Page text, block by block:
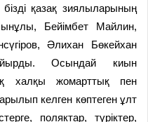
қазақ зиялылары­ның
Бейімбет Майлин,
Әлихан Бөкейхан
Осындай киын
халқы жомарттық пен
келген көптеген ұлт
поляктар, түріктер,